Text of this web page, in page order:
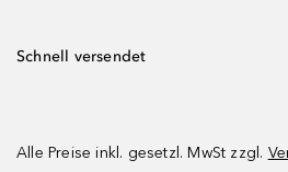
Schnell versendet
Alle Preise inkl. gesetzl. MwSt zzgl.